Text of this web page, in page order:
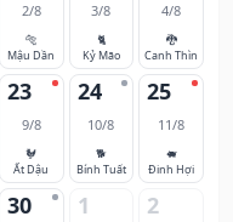
2/8
🐅
Mậu Dần
3/8
🐈
Kỷ Mão
4/8
🐉
Canh Thìn
23
9/8
🐓
Ất Dậu
24
10/8
🐕
Bính Tuất
25
11/8
🐖
Đinh Hợi
30 1 2